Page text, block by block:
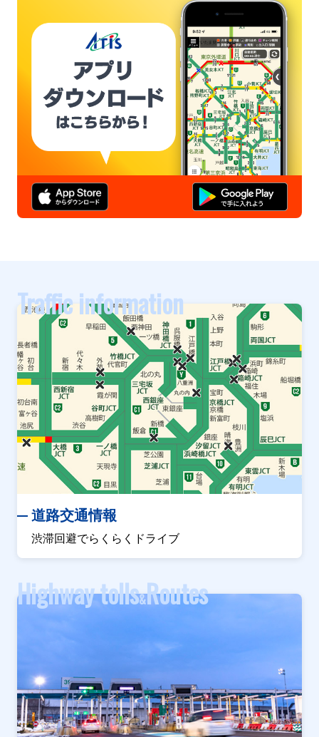
Traffic information
道路交通情報
渋滞回避でらくらくドライブ
Highway tolls&Routes